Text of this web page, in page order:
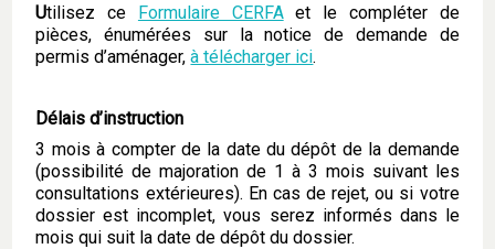
Utilisez ce Formulaire CERFAet le compléter de
pièces, énumérées sur la notice de demande de
permis d’aménager,à télécharger ici.
Délais d’instruction
3 mois à compter de la date du dépôt de la demande
(possibilité de majoration de 1 à 3 mois suivant les
consultations extérieures). En cas de rejet, ou si votre
dossier est incomplet, vous serez informés dans le
mois qui suit la date de dépôt du dossier.